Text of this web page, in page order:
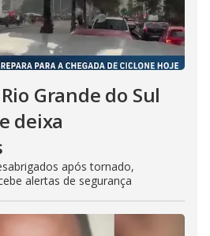
Grande do Sul
deixa
após tornado,
alertas de segurança